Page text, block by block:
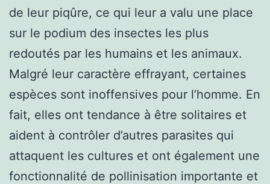
de leur piqûre, ce qui leur a valu une place
sur le podium des insectes les plus
redoutés par les humains et les animaux.
Malgré leur caractère effrayant, certaines
espèces sont inoffensives pour l’homme. En
fait, elles ont tendance à être solitaires et
aident à contrôler d’autres parasites qui
attaquent les cultures et ont également une
fonctionnalité de pollinisation importante et